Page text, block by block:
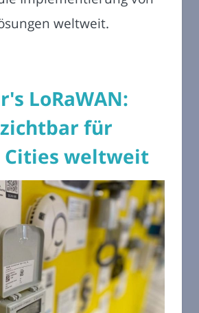
weltweit.
LoRaWAN:
für
Cities weltweit